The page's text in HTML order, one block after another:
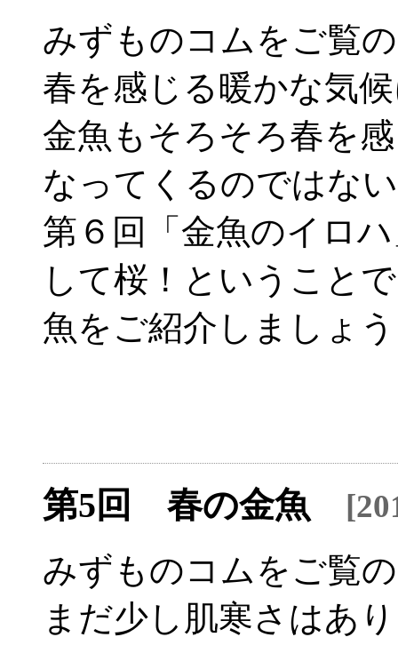
みずものコムをご覧
春を感じる暖かな気
金魚もそろそろ春を
なってくるのではな
第６回「金魚のイロ
して桜！ということ
魚をご紹介しましょ
第5回 春の金魚
みずものコムをご覧
まだ少し肌寒さはあ